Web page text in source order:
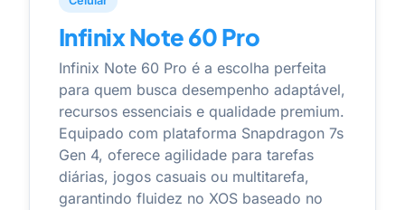
Infinix Note 60 Pro
Infinix Note 60 Pro é a escolha perfeita
para quem busca desempenho adaptável,
recursos essenciais e qualidade premium.
Equipado com plataforma Snapdragon 7s
Gen 4, oferece agilidade para tarefas
diárias, jogos casuais ou multitarefa,
garantindo fluidez no XOS baseado no